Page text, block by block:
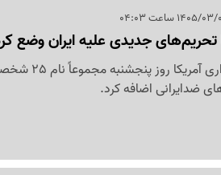
تحریم‌های جدیدی علیه ایران وضع
ضدایرانی اضافه کرد.